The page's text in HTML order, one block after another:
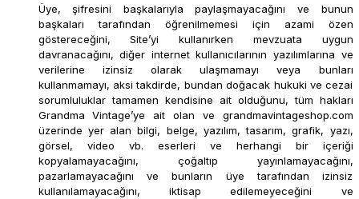
Üye, şifresini başkalarıyla paylaşmayacağını ve bunun
başkaları tarafından öğrenilmemesi için azami özen
göstereceğini, Site’yi kullanırken mevzuata uygun
davranacağını, diğer internet kullanıcılarının yazılımlarına ve
verilerine izinsiz olarak ulaşmamayı veya bunları
kullanmamayı, aksi takdirde, bundan doğacak hukuki ve cezai
sorumluluklar tamamen kendisine ait olduğunu, tüm hakları
Grandma Vintage’ye ait olan ve grandmavintageshop.com
üzerinde yer alan bilgi, belge, yazılım, tasarım, grafik, yazı,
görsel, video vb. eserleri ve herhangi bir içeriği
kopyalamayacağını, çoğaltıp yayınlamayacağını,
pazarlamayacağını ve bunların üye tarafından izinsiz
kullanılamayacağını, iktisap edilemeyeceğini ve